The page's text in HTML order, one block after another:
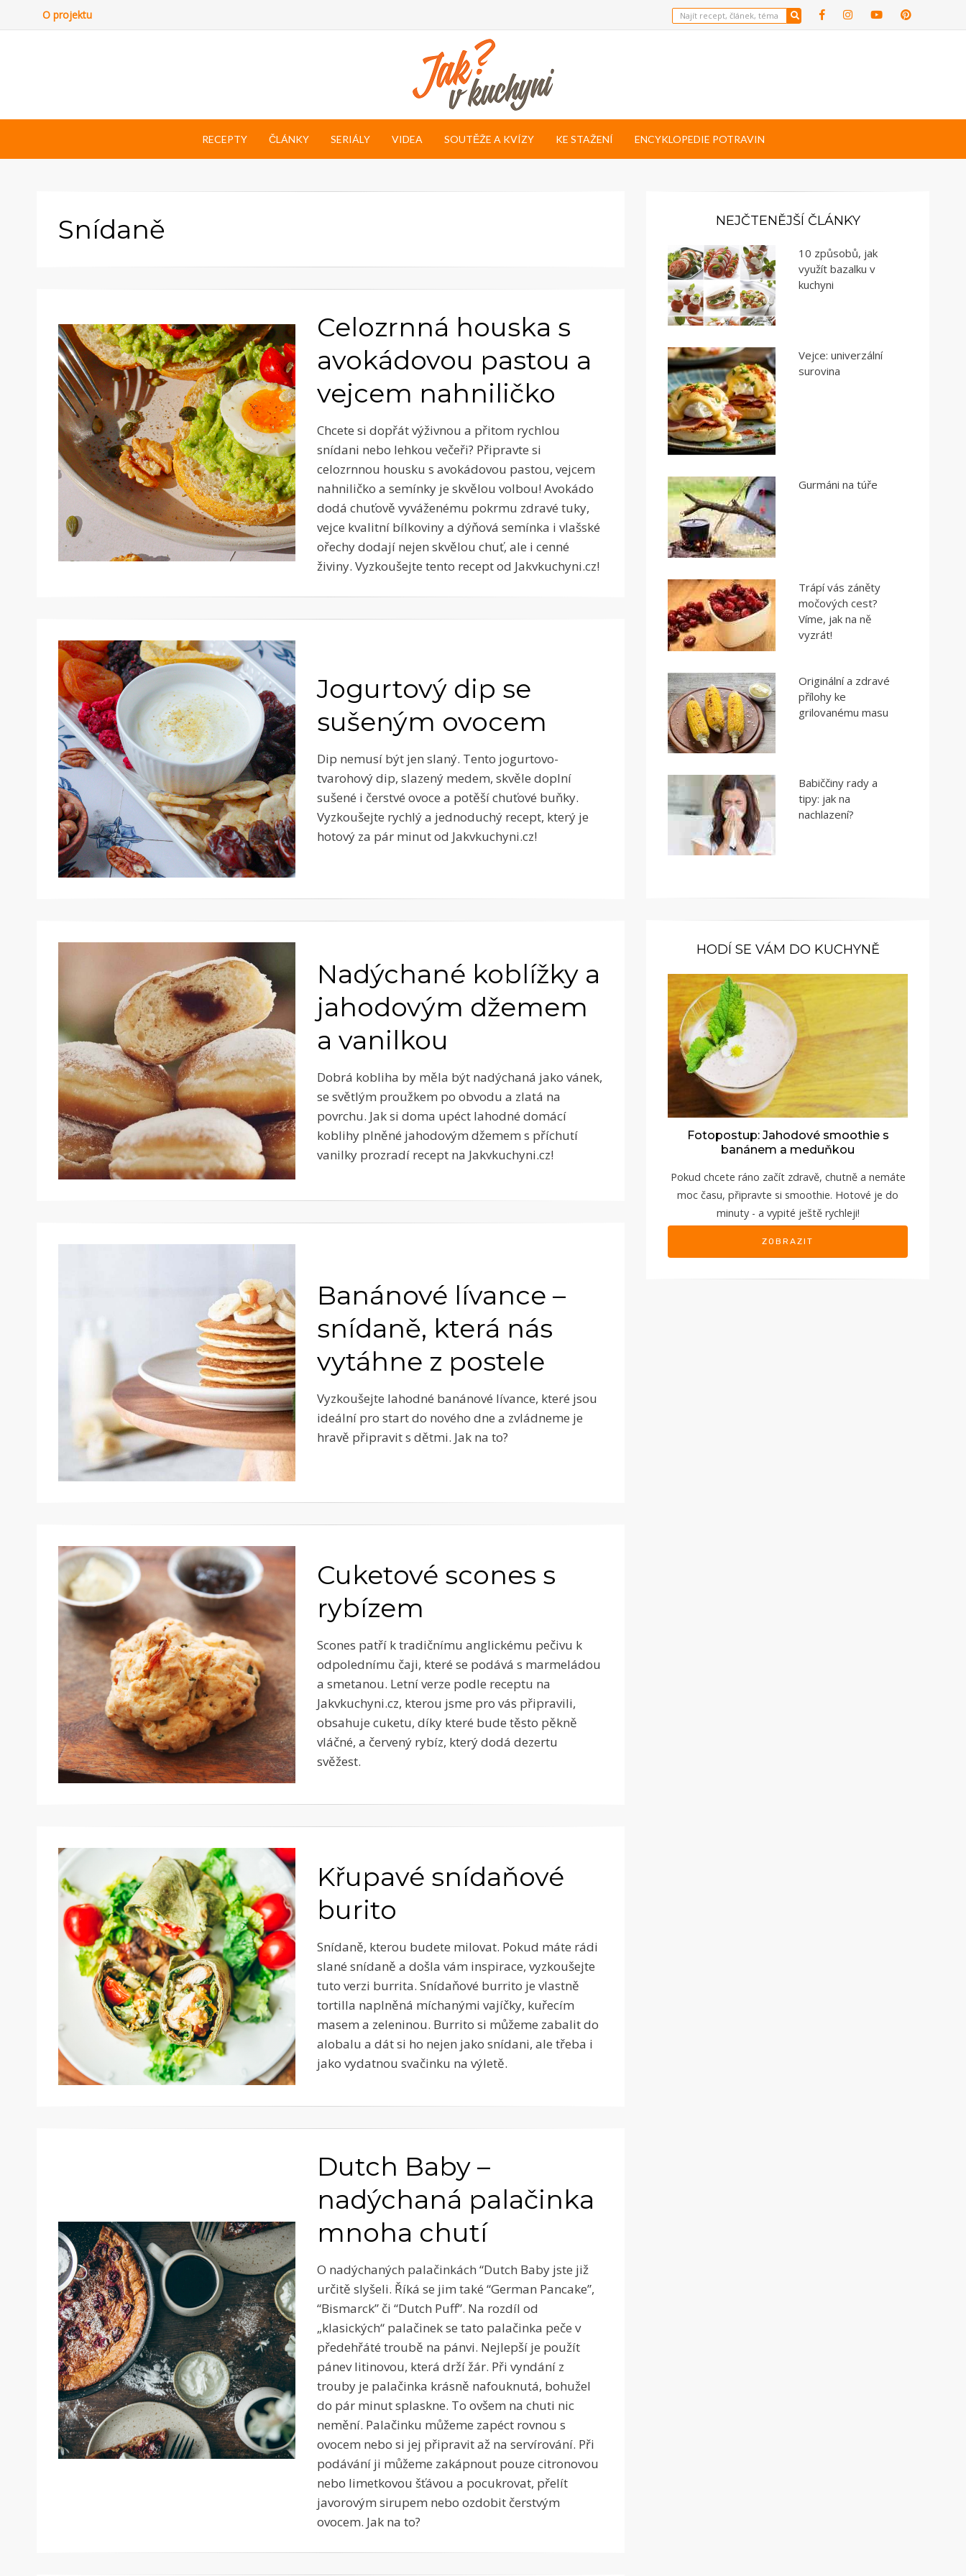
O projektu
RECEPTY ČLÁNKY SERIÁLY VIDEA SOUTĚŽE A KVÍZY KE STAŽENÍ ENCYKLOPEDIE POTRAVIN
Snídaně
Celozrnná houska s
avokádovou pastou a
vejcem nahniličko
Chcete si dopřát výživnou a přitom rychlou
snídani nebo lehkou večeři? Připravte si
celozrnnou housku s avokádovou pastou, vejcem
nahniličko a semínky je skvělou volbou! Avokádo
dodá chuťově vyváženému pokrmu zdravé tuky,
vejce kvalitní bílkoviny a dýňová semínka i vlašské
ořechy dodají nejen skvělou chuť, ale i cenné
živiny. Vyzkoušejte tento recept od Jakvkuchyni.cz!
Jogurtový dip se
sušeným ovocem
Dip nemusí být jen slaný. Tento jogurtovo-
tvarohový dip, slazený medem, skvěle doplní
sušené i čerstvé ovoce a potěší chuťové buňky.
Vyzkoušejte rychlý a jednoduchý recept, který je
hotový za pár minut od Jakvkuchyni.cz!
Nadýchané koblížky a
jahodovým džemem
a vanilkou
Dobrá kobliha by měla být nadýchaná jako vánek,
se světlým proužkem po obvodu a zlatá na
povrchu. Jak si doma upéct lahodné domácí
koblihy plněné jahodovým džemem s příchutí
vanilky prozradí recept na Jakvkuchyni.cz!
Banánové lívance –
snídaně, která nás
vytáhne z postele
Vyzkoušejte lahodné banánové lívance, které jsou
ideální pro start do nového dne a zvládneme je
hravě připravit s dětmi. Jak na to?
Cuketové scones s
rybízem
Scones patří k tradičnímu anglickému pečivu k
odpolednímu čaji, které se podává s marmeládou
a smetanou. Letní verze podle receptu na
Jakvkuchyni.cz, kterou jsme pro vás připravili,
obsahuje cuketu, díky které bude těsto pěkně
vláčné, a červený rybíz, který dodá dezertu
svěžest.
Křupavé snídaňové
burito
Snídaně, kterou budete milovat. Pokud máte rádi
slané snídaně a došla vám inspirace, vyzkoušejte
tuto verzi burrita. Snídaňové burrito je vlastně
tortilla naplněná míchanými vajíčky, kuřecím
masem a zeleninou. Burrito si můžeme zabalit do
alobalu a dát si ho nejen jako snídani, ale třeba i
jako vydatnou svačinku na výletě.
Dutch Baby –
nadýchaná palačinka
mnoha chutí
O nadýchaných palačinkách “Dutch Baby jste již
určitě slyšeli. Říká se jim také “German Pancake”,
“Bismarck” či “Dutch Puff”. Na rozdíl od
„klasických“ palačinek se tato palačinka peče v
předehřáté troubě na pánvi. Nejlepší je použít
pánev litinovou, která drží žár. Při vyndání z
trouby je palačinka krásně nafouknutá, bohužel
do pár minut splaskne. To ovšem na chuti nic
nemění. Palačinku můžeme zapéct rovnou s
ovocem nebo si jej připravit až na servírování. Při
podávání ji můžeme zakápnout pouze citronovou
nebo limetkovou šťávou a pocukrovat, přelít
javorovým sirupem nebo ozdobit čerstvým
ovocem. Jak na to?
NEJČTENĚJŠÍ ČLÁNKY
10 způsobů, jak
využít bazalku v
kuchyni
Vejce: univerzální
surovina
Gurmáni na túře
Trápí vás záněty
močových cest?
Víme, jak na ně
vyzrát!
Originální a zdravé
přílohy ke
grilovanému masu
Babiččiny rady a
tipy: jak na
nachlazení?
HODÍ SE VÁM DO KUCHYNĚ
Fotopostup: Jahodové smoothie s
banánem a meduňkou
Pokud chcete ráno začít zdravě, chutně a nemáte
moc času, připravte si smoothie. Hotové je do
minuty - a vypité ještě rychleji!
ZOBRAZIT